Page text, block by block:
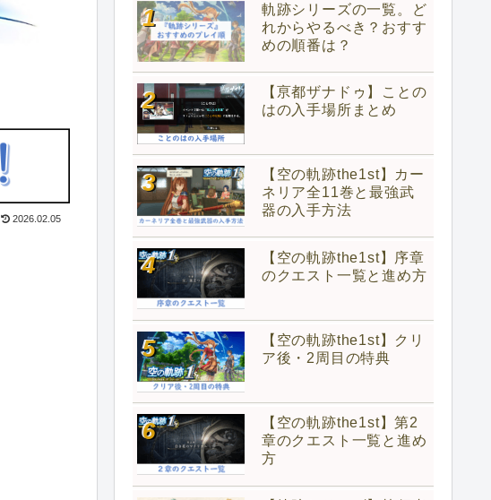
2026.02.05
軌跡シリーズの一覧。ど
れからやるべき？おすす
めの順番は？
【亰都ザナドゥ】ことの
はの入手場所まとめ
【空の軌跡the1st】カー
ネリア全11巻と最強武
器の入手方法
【空の軌跡the1st】序章
のクエスト一覧と進め方
【空の軌跡the1st】クリ
ア後・2周目の特典
【空の軌跡the1st】第2
章のクエスト一覧と進め
方